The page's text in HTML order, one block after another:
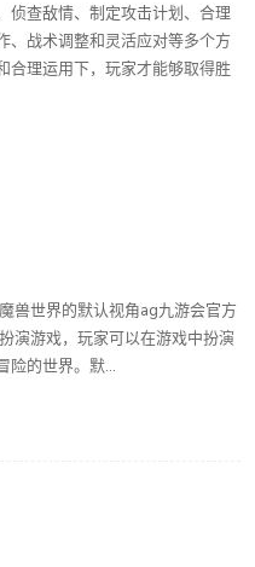
侦查敌情、制定攻击计划、合理
、战术调整和灵活应对等多个方
合理运用下，玩家才能够取得胜
兽世界的默认视角ag九游会官方
演游戏，玩家可以在游戏中扮演
险的世界。默...